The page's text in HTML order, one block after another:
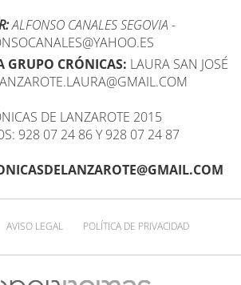
ALFONSO CANALES SEGOVIA -
GRUPO CRÓNICAS: LAURA SAN JOSÉ
DE LANZAROTE 2015
928 07 24 86 Y 928 07 24 87
AVISO LEGAL POLÍTICA DE PRIVACIDAD